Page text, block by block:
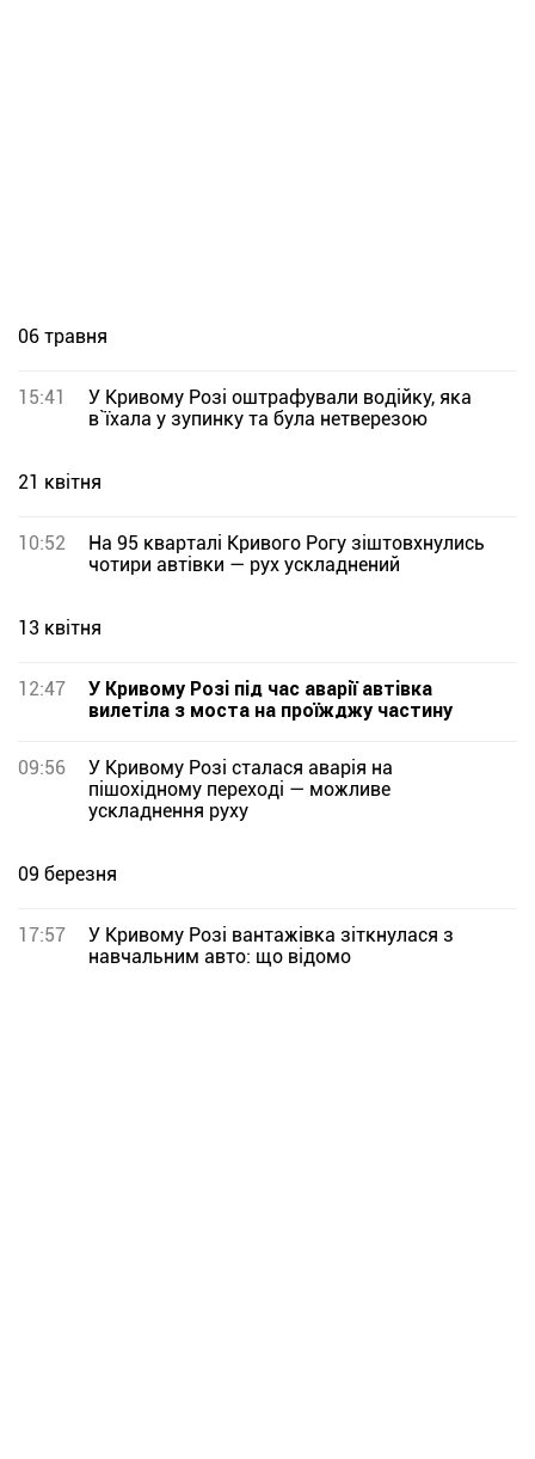
06 травня
15:41
У Кривому Розі оштрафували водійку, яка
в`їхала у зупинку та була нетверезою
21 квітня
10:52
На 95 кварталі Кривого Рогу зіштовхнулись
чотири автівки — рух ускладнений
13 квітня
12:47
У Кривому Розі під час аварії автівка
вилетіла з моста на проїжджу частину
09:56
У Кривому Розі сталася аварія на
пішохідному переході — можливе
ускладнення руху
09 березня
17:57
У Кривому Розі вантажівка зіткнулася з
навчальним авто: що відомо